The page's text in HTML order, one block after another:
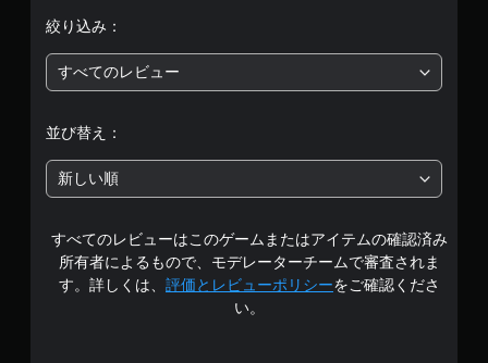
価
は
段
階
中
の
絞り込み：
すべてのレビュー
並び替え：
新しい順
すべてのレビューはこのゲームまたはアイテムの確認済み
所有者によるもので、モデレーターチームで審査されま
す。詳しくは、 評価とレビューポリシーをご確認くださ
い。